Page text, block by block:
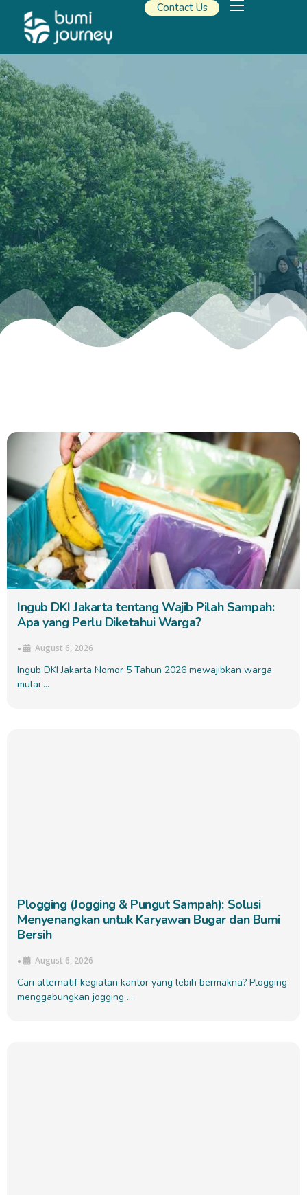
Our Solutions
Travel Resources
About Us
Contact Us
Ingub DKI Jakarta tentang Wajib Pilah Sampah:
Apa yang Perlu Diketahui Warga?
• August 6, 2026
Ingub DKI Jakarta Nomor 5 Tahun 2026 mewajibkan warga
mulai …
Plogging (Jogging & Pungut Sampah): Solusi
Menyenangkan untuk Karyawan Bugar dan Bumi
Bersih
• August 6, 2026
Cari alternatif kegiatan kantor yang lebih bermakna? Plogging
menggabungkan jogging …